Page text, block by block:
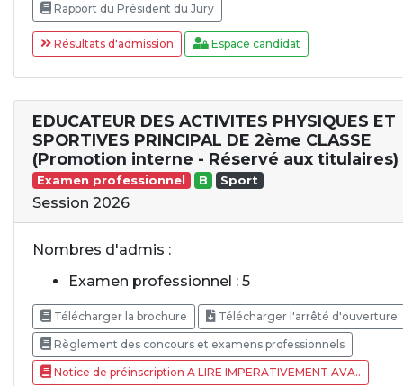
Rapport du Président du Jury
Résultats d'admission Espace candidat
EDUCATEUR DES ACTIVITES PHYSIQUES ET
SPORTIVES PRINCIPAL DE 2ème CLASSE
(Promotion interne - Réservé aux titulaires)
Examen professionnel B Sport
Session 2026
Nombres d'admis :
Examen professionnel : 5
Télécharger la brochure Télécharger l'arrêté d'ouverture
Règlement des concours et examens professionnels
Notice de préinscription A LIRE IMPERATIVEMENT AVA..